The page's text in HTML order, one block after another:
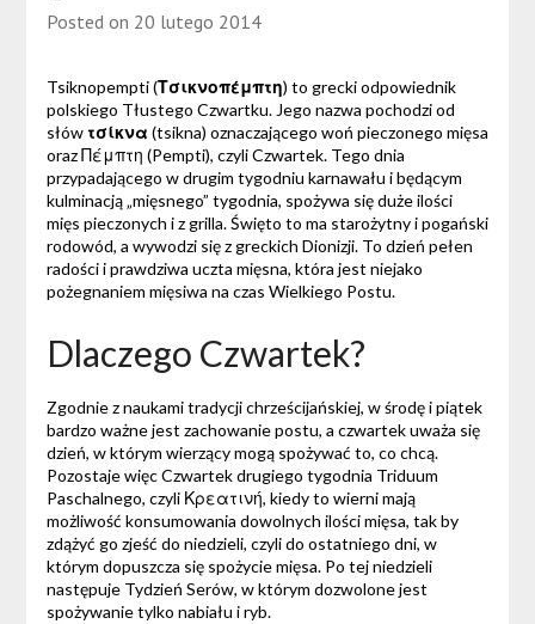
Posted on 20 lutego 2014
Tsiknopempti (Τσικνοπέμπτη) to grecki odpowiednik
polskiego Tłustego Czwartku. Jego nazwa pochodzi od
słówτσίκνα (tsikna) oznaczającego woń pieczonego mięsa
oraz Πέμπτη (Pempti), czyli Czwartek. Tego dnia
przypadającego w drugim tygodniu karnawału i będącym
kulminacją „mięsnego” tygodnia, spożywa się duże ilości
mięs pieczonych i z grilla. Święto to ma starożytny i pogański
rodowód, a wywodzi się z greckich Dionizji. To dzień pełen
radości i prawdziwa uczta mięsna, która jest niejako
pożegnaniem mięsiwa na czas Wielkiego Postu.
Dlaczego Czwartek?
Zgodnie z naukami tradycji chrześcijańskiej, w środę i piątek
bardzo ważne jest zachowanie postu, a czwartek uważa się
dzień, w którym wierzący mogą spożywać to, co chcą.
Pozostaje więc Czwartek drugiego tygodnia Triduum
Paschalnego, czyli Κρεατινή, kiedy to wierni mają
możliwość konsumowania dowolnych ilości mięsa, tak by
zdążyć go zjeść do niedzieli, czyli do ostatniego dni, w
którym dopuszcza się spożycie mięsa. Po tej niedzieli
następuje Tydzień Serów, w którym dozwolone jest
spożywanie tylko nabiału i ryb.